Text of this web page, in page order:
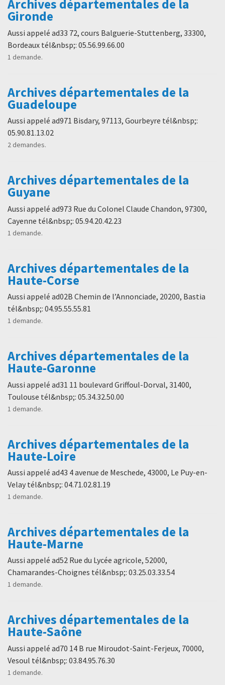
Archives départementales de la
Gironde
Aussi appelé ad33 72, cours Balguerie-Stuttenberg, 33300,
Bordeaux tél&nbsp;: 05.56.99.66.00
1 demande.
Archives départementales de la
Guadeloupe
Aussi appelé ad971 Bisdary, 97113, Gourbeyre tél&nbsp;:
05.90.81.13.02
2 demandes.
Archives départementales de la
Guyane
Aussi appelé ad973 Rue du Colonel Claude Chandon, 97300,
Cayenne tél&nbsp;: 05.94.20.42.23
1 demande.
Archives départementales de la
Haute-Corse
Aussi appelé ad02B Chemin de l’Annonciade, 20200, Bastia
tél&nbsp;: 04.95.55.55.81
1 demande.
Archives départementales de la
Haute-Garonne
Aussi appelé ad31 11 boulevard Griffoul-Dorval, 31400,
Toulouse tél&nbsp;: 05.34.32.50.00
1 demande.
Archives départementales de la
Haute-Loire
Aussi appelé ad43 4 avenue de Meschede, 43000, Le Puy-en-
Velay tél&nbsp;: 04.71.02.81.19
1 demande.
Archives départementales de la
Haute-Marne
Aussi appelé ad52 Rue du Lycée agricole, 52000,
Chamarandes-Choignes tél&nbsp;: 03.25.03.33.54
1 demande.
Archives départementales de la
Haute-Saône
Aussi appelé ad70 14 B rue Miroudot-Saint-Ferjeux, 70000,
Vesoul tél&nbsp;: 03.84.95.76.30
1 demande.